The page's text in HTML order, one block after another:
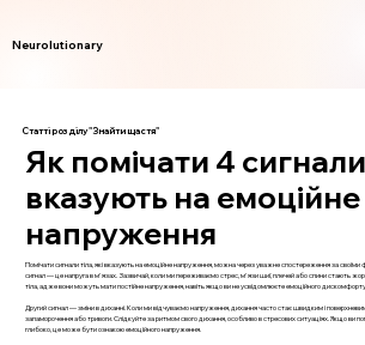
Neurolutionary
Статті розділу "Знайти щастя"
Як помічати 4
вказують на емоційне
напруження
Помічати сигнали тіла, які вказують на емоційне напруження, можна через уважне спостереження за
сигнал — це напруга в м'язах. Зазвичай, коли ми переживаємо стрес, м'язи шиї, плечей або спини стають
тіла, адже вони можуть мати постійне напруження, навіть якщо ви не усвідомлюєте емоційного
Другий сигнал — зміни в диханні. Коли ми відчуваємо напруження, дихання часто стає швидким і
запаморочення або тривоги. Слідкуйте за ритмом свого дихання, особливо в стресових ситуаціях. Якщо ви
глибоко, це може бути ознакою емоційного напруження.